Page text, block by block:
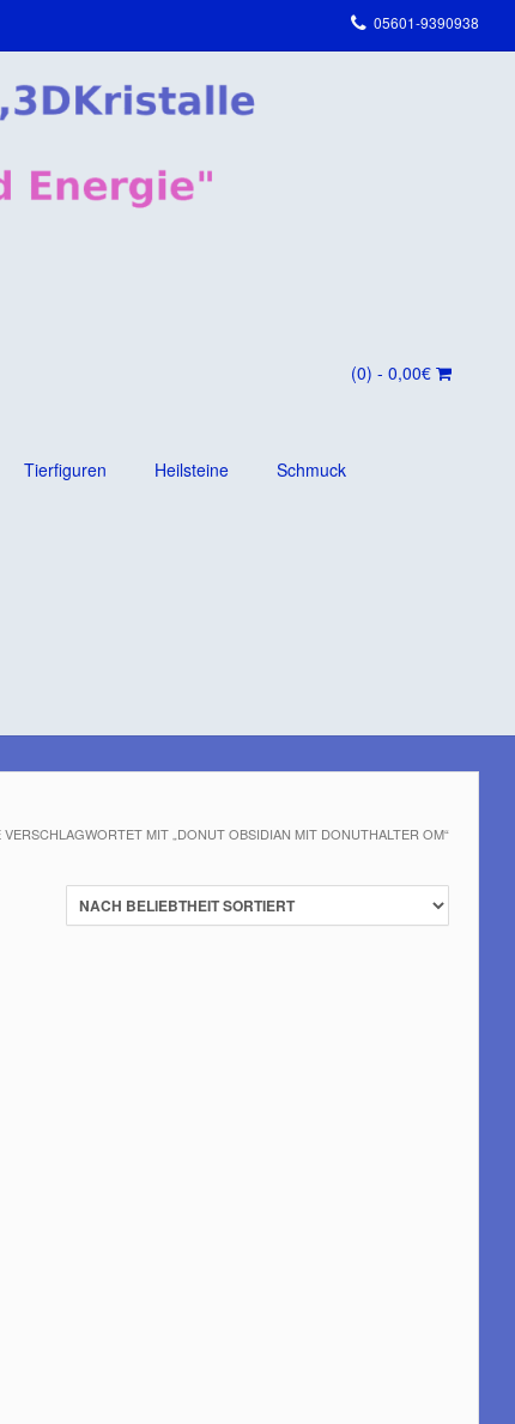
05601-9390938
(0) - 0,00€
Tierfiguren Heilsteine Schmuck
MIT „DONUT OBSIDIAN MIT DONUTHALTER OM“